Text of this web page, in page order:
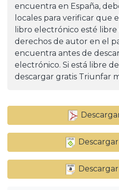
encuentra en España,
locales para verificar que
libro electrónico esté
derechos de autor en el
encuentra antes de
electrónico. Si está libre
descargar gratis Triunfar